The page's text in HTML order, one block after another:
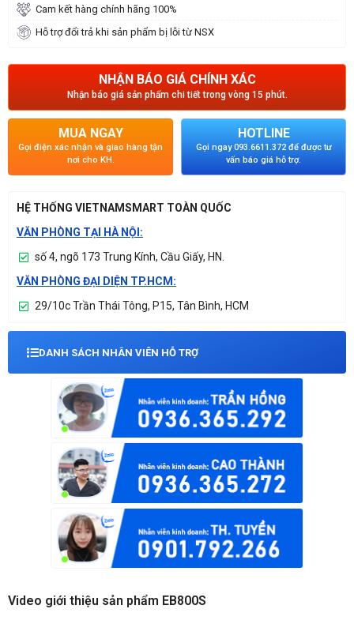
Cam kết hàng chính hãng 100%
Hỗ trợ đổi trả khi sản phẩm bị lỗi từ NSX
NHẬN BÁO GIÁ CHÍNH XÁC
Nhận báo giá sản phẩm chi tiết trong vòng 15 phút.
MUA NGAY
Gọi điện xác nhận và giao hàng tận
nơi cho KH.
HOTLINE
Gọi ngay 093.6611.372 để được tư
vấn báo giá hỗ trợ.
HỆ THỐNG VIETNAMSMART TOÀN QUỐC
VĂN PHÒNG TẠI HÀ NỘI:
số 4, ngõ 173 Trung Kính, Cầu Giấy, HN.
VĂN PHÒNG ĐẠI DIỆN TP.HCM:
29/10c Trần Thái Tông, P15, Tân Bình, HCM
DANH SÁCH NHÂN VIÊN HỖ TRỢ
Video giới thiệu sản phẩm EB800S